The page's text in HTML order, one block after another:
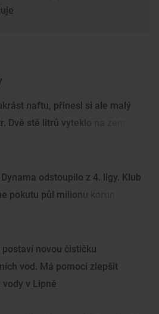
naftu, přinesl si ale malý
Dvě stě litrů vyteklo na zem
odstoupilo z 4. ligy. Klub
pokutu půl milionu korun
postaví novou čističku
vod. Má pomoci zlepšit
vody v Lipně